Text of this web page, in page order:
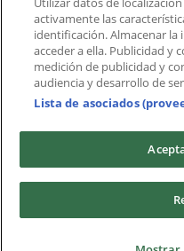
Ciudades
Descargar la APP
Copyright © Tiendeo ®
Términos y condiciones
activamente las
identificación. Almacenar
acceder a ella. Publicidad y
medición de publicidad y
audiencia y desarrollo de
Lista de asociados